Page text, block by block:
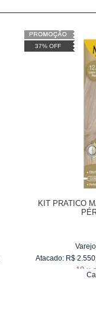
37% OFF
KIT PRATICO
Atacado: R$
10 x